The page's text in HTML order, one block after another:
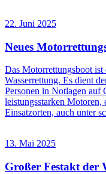
22. Juni 2025
Neues
Das Motorrettungsboot ist
Wasserrettung. Es dient
Personen in Notlagen auf
leistungsstarken
Einsatzorten, auch unter
13. Mai 2025
Großer Festakt der